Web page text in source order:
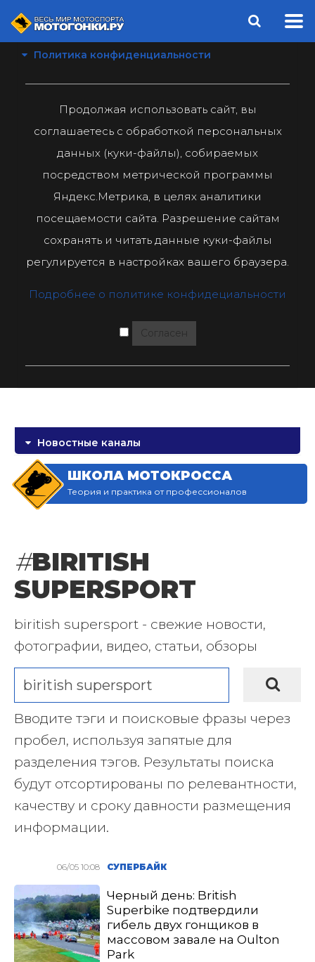
Политика конфиденциальности
Продолжая использовать сайт, вы
соглашаетесь с обработкой персональных
данных (куки-файлы), собираемых
посредством метрической программы
Яндекс.Метрика, в целях аналитики
посещаемости сайта. Разрешение сайтам
сохранять и читать данные куки-файлы
регулируется в настройках вашего браузера.
Подробнее о политике конфидециальности
Согласен
Новостные каналы
ШКОЛА МОТОКРОССА
Теория и практика от профессионалов
#BIRITISH
SUPERSPORT
biritish supersport - свежие новости,
фотографии, видео, статьи, обзоры
Вводите тэги и поисковые фразы через
пробел, используя запятые для
разделения тэгов. Результаты поиска
будут отсортированы по релевантности,
качеству и сроку давности размещения
информации.
06/05 10:08 СУПЕРБАЙК
Черный день: British
Superbike подтвердили
гибель двух гонщиков в
массовом завале на Oulton
Park